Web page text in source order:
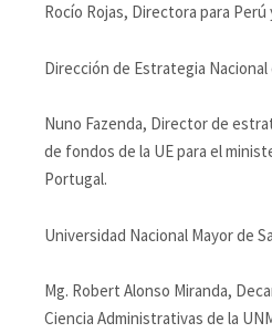
Rocío Rojas, Directora para Perú
Dirección de Estrategia
Nuno Fazenda, Director de
de fondos de la UE para el
Portugal.
Universidad Nacional Mayor de
Mg. Robert Alonso Miranda,
Ciencia Administrativas de la